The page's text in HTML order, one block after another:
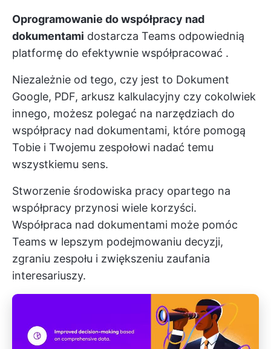
Oprogramowanie do współpracy nad
dokumentami dostarcza Teams odpowiednią
platformę do efektywnie współpracować .
Niezależnie od tego, czy jest to Dokument
Google, PDF, arkusz kalkulacyjny czy cokolwiek
innego, możesz polegać na narzędziach do
współpracy nad dokumentami, które pomogą
Tobie i Twojemu zespołowi nadać temu
wszystkiemu sens.
Stworzenie środowiska pracy opartego na
współpracy przynosi wiele korzyści.
Współpraca nad dokumentami może pomóc
Teams w lepszym podejmowaniu decyzji,
zgraniu zespołu i zwiększeniu zaufania
interesariuszy.